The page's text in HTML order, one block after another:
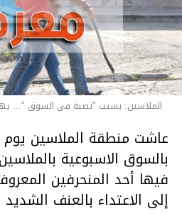
الملاسين: بسبب "نصبة في السوق "...
عاشت منطقة الملاسين
بالسوق الاسبوعية
فيها أحد المنحرفين
إلى الاعتداء بالعنف